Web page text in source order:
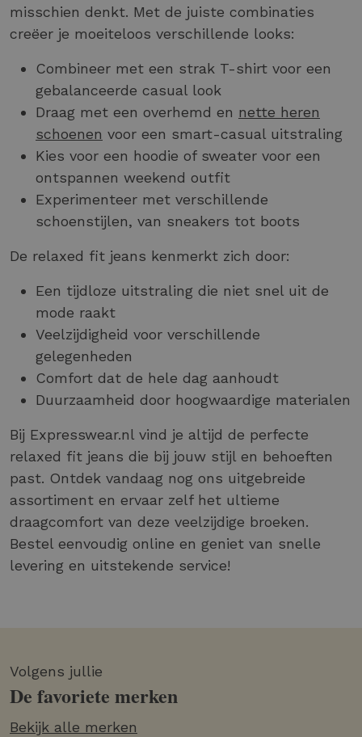
misschien denkt. Met de juiste combinaties
creëer je moeiteloos verschillende looks:
Combineer met een strak T-shirt voor een
gebalanceerde casual look
Draag met een overhemd en nette heren
schoenen voor een smart-casual uitstraling
Kies voor een hoodie of sweater voor een
ontspannen weekend outfit
Experimenteer met verschillende
schoenstijlen, van sneakers tot boots
De relaxed fit jeans kenmerkt zich door:
Een tijdloze uitstraling die niet snel uit de
mode raakt
Veelzijdigheid voor verschillende
gelegenheden
Comfort dat de hele dag aanhoudt
Duurzaamheid door hoogwaardige materialen
Bij Expresswear.nl vind je altijd de perfecte
relaxed fit jeans die bij jouw stijl en behoeften
past. Ontdek vandaag nog ons uitgebreide
assortiment en ervaar zelf het ultieme
draagcomfort van deze veelzijdige broeken.
Bestel eenvoudig online en geniet van snelle
levering en uitstekende service!
Volgens jullie
De favoriete merken
Bekijk alle merken